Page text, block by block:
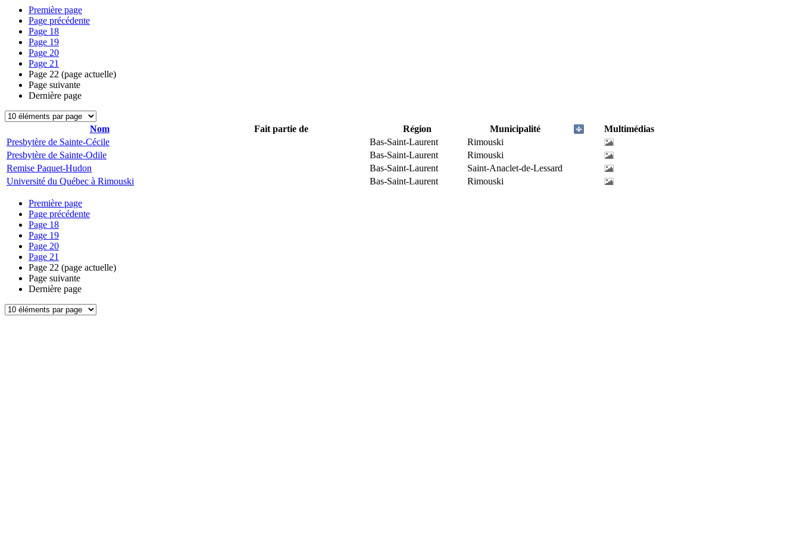
Première page
Page précédente
Page 18
Page 19
Page 20
Page 21
Page 22 (page actuelle)
Page suivante
Dernière page
Nom Fait partie de Région Municipalité
Multimédias
Presbytère de Sainte-Cécile
Bas-Saint-Laurent
Rimouski
Presbytère de Sainte-Odile
Bas-Saint-Laurent
Rimouski
Remise Paquet-Hudon
Bas-Saint-Laurent
Saint-Anaclet-de-Lessard
Université du Québec à Rimouski
Bas-Saint-Laurent Rimouski
Première page
Page précédente
Page 18
Page 19
Page 20
Page 21
Page 22 (page actuelle)
Page suivante
Dernière page